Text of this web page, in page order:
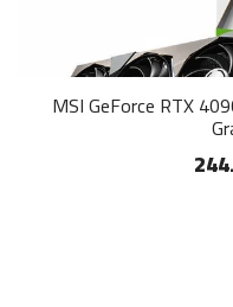
MSI GeForce RTX